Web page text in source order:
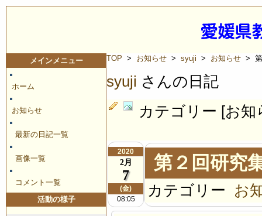
メインメニュー
ホーム
お知らせ
最新の日記一覧
画像一覧
コメント一覧
活動の様子
TOP > お知らせ > syuji > お知らせ > 第
syuji さんの日記
カテゴリー [お
2020
2月
7
(金)
08:05
第２回研究
カテゴリー お